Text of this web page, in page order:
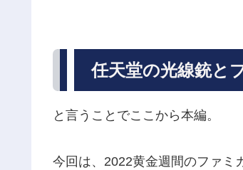
任天堂の光線銃と
と言うことでここから本編。
今回は、2022黄金週間のファミ